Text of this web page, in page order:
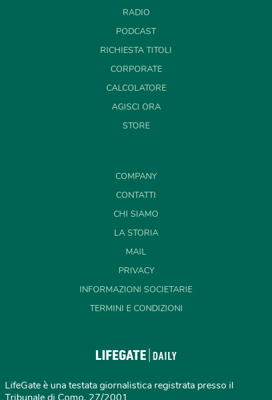
RADIO
PODCAST
RICHIESTA TITOLI
CORPORATE
CALCOLATORE
AGISCI ORA
STORE
COMPANY
CONTATTI
CHI SIAMO
LA STORIA
MAIL
PRIVACY
INFORMAZIONI SOCIETARIE
TERMINI E CONDIZIONI
LifeGate è una testata giornalistica registrata presso il